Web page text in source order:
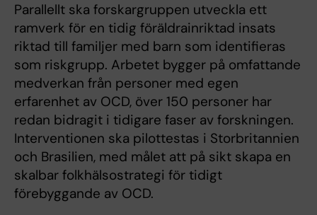
Parallellt ska forskargruppen utveckla ett
ramverk för en tidig föräldrainriktad insats
riktad till familjer med barn som identifieras
som riskgrupp. Arbetet bygger på omfattande
medverkan från personer med egen
erfarenhet av OCD, över 150 personer har
redan bidragit i tidigare faser av forskningen.
Interventionen ska pilottestas i Storbritannien
och Brasilien, med målet att på sikt skapa en
skalbar folkhälsostrategi för tidigt
förebyggande av OCD.